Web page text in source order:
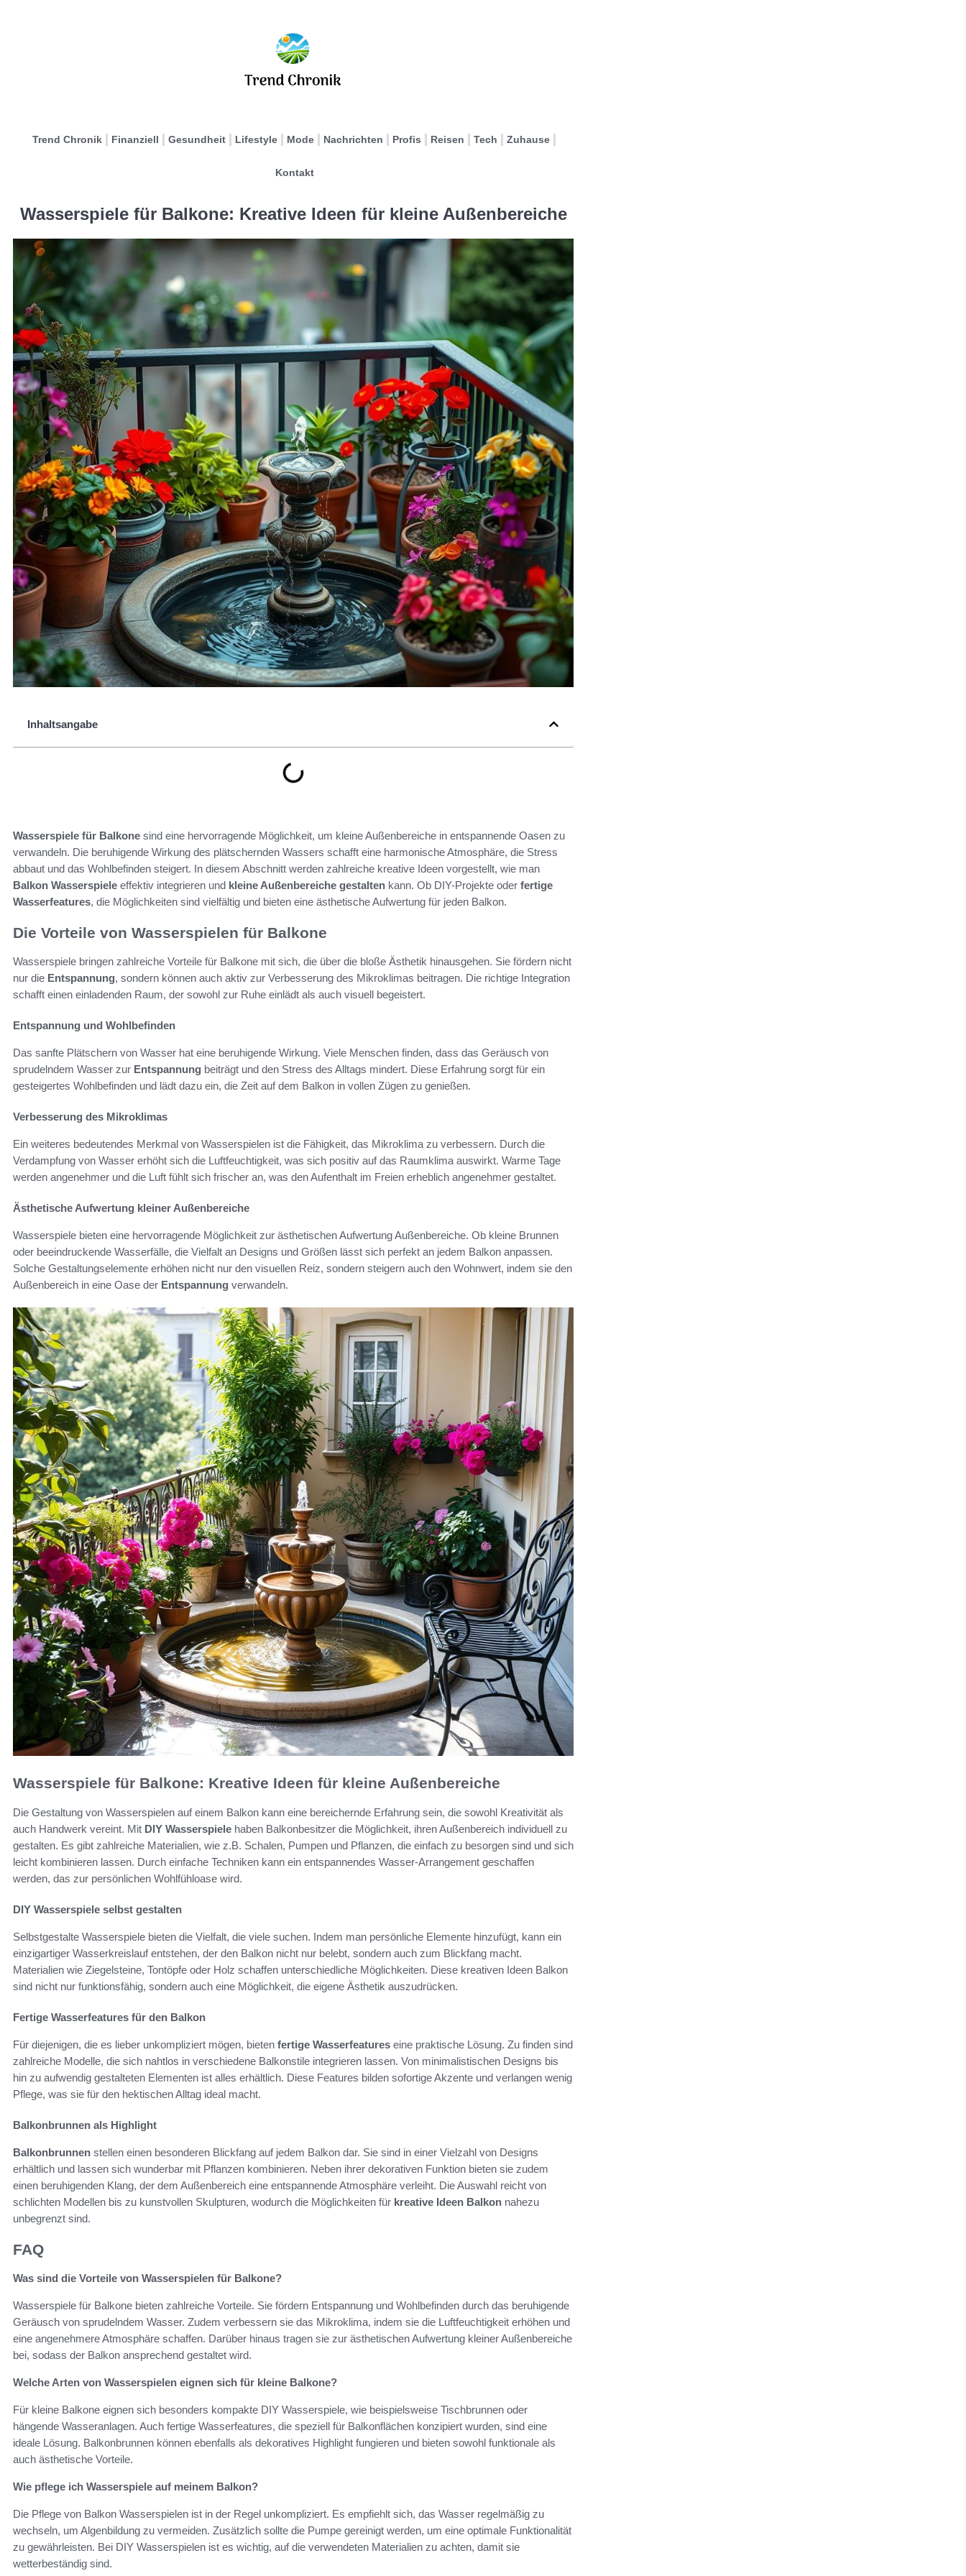
Trend Chronik Finanziell Gesundheit Lifestyle Mode Nachrichten Profis Reisen Tech Zuhause
Kontakt
Wasserspiele für Balkone: Kreative Ideen für kleine Außenbereiche
Inhaltsangabe
Wasserspiele für Balkone sind eine hervorragende Möglichkeit, um kleine Außenbereiche in entspannende Oasen zu
verwandeln. Die beruhigende Wirkung des plätschernden Wassers schafft eine harmonische Atmosphäre, die Stress
abbaut und das Wohlbefinden steigert. In diesem Abschnitt werden zahlreiche kreative Ideen vorgestellt, wie man
Balkon Wasserspiele effektiv integrieren und kleine Außenbereiche gestalten kann. Ob DIY-Projekte oder fertige
Wasserfeatures, die Möglichkeiten sind vielfältig und bieten eine ästhetische Aufwertung für jeden Balkon.
Die Vorteile von Wasserspielen für Balkone
Wasserspiele bringen zahlreiche Vorteile für Balkone mit sich, die über die bloße Ästhetik hinausgehen. Sie fördern nicht
nur die Entspannung, sondern können auch aktiv zur Verbesserung des Mikroklimas beitragen. Die richtige Integration
schafft einen einladenden Raum, der sowohl zur Ruhe einlädt als auch visuell begeistert.
Entspannung und Wohlbefinden
Das sanfte Plätschern von Wasser hat eine beruhigende Wirkung. Viele Menschen finden, dass das Geräusch von
sprudelndem Wasser zur Entspannung beiträgt und den Stress des Alltags mindert. Diese Erfahrung sorgt für ein
gesteigertes Wohlbefinden und lädt dazu ein, die Zeit auf dem Balkon in vollen Zügen zu genießen.
Verbesserung des Mikroklimas
Ein weiteres bedeutendes Merkmal von Wasserspielen ist die Fähigkeit, das Mikroklima zu verbessern. Durch die
Verdampfung von Wasser erhöht sich die Luftfeuchtigkeit, was sich positiv auf das Raumklima auswirkt. Warme Tage
werden angenehmer und die Luft fühlt sich frischer an, was den Aufenthalt im Freien erheblich angenehmer gestaltet.
Ästhetische Aufwertung kleiner Außenbereiche
Wasserspiele bieten eine hervorragende Möglichkeit zur ästhetischen Aufwertung Außenbereiche. Ob kleine Brunnen
oder beeindruckende Wasserfälle, die Vielfalt an Designs und Größen lässt sich perfekt an jedem Balkon anpassen.
Solche Gestaltungselemente erhöhen nicht nur den visuellen Reiz, sondern steigern auch den Wohnwert, indem sie den
Außenbereich in eine Oase der Entspannung verwandeln.
Wasserspiele für Balkone: Kreative Ideen für kleine Außenbereiche
Die Gestaltung von Wasserspielen auf einem Balkon kann eine bereichernde Erfahrung sein, die sowohl Kreativität als
auch Handwerk vereint. Mit DIY Wasserspiele haben Balkonbesitzer die Möglichkeit, ihren Außenbereich individuell zu
gestalten. Es gibt zahlreiche Materialien, wie z.B. Schalen, Pumpen und Pflanzen, die einfach zu besorgen sind und sich
leicht kombinieren lassen. Durch einfache Techniken kann ein entspannendes Wasser-Arrangement geschaffen
werden, das zur persönlichen Wohlfühloase wird.
DIY Wasserspiele selbst gestalten
Selbstgestalte Wasserspiele bieten die Vielfalt, die viele suchen. Indem man persönliche Elemente hinzufügt, kann ein
einzigartiger Wasserkreislauf entstehen, der den Balkon nicht nur belebt, sondern auch zum Blickfang macht.
Materialien wie Ziegelsteine, Tontöpfe oder Holz schaffen unterschiedliche Möglichkeiten. Diese kreativen Ideen Balkon
sind nicht nur funktionsfähig, sondern auch eine Möglichkeit, die eigene Ästhetik auszudrücken.
Fertige Wasserfeatures für den Balkon
Für diejenigen, die es lieber unkompliziert mögen, bieten fertige Wasserfeatures eine praktische Lösung. Zu finden sind
zahlreiche Modelle, die sich nahtlos in verschiedene Balkonstile integrieren lassen. Von minimalistischen Designs bis
hin zu aufwendig gestalteten Elementen ist alles erhältlich. Diese Features bilden sofortige Akzente und verlangen wenig
Pflege, was sie für den hektischen Alltag ideal macht.
Balkonbrunnen als Highlight
Balkonbrunnen stellen einen besonderen Blickfang auf jedem Balkon dar. Sie sind in einer Vielzahl von Designs
erhältlich und lassen sich wunderbar mit Pflanzen kombinieren. Neben ihrer dekorativen Funktion bieten sie zudem
einen beruhigenden Klang, der dem Außenbereich eine entspannende Atmosphäre verleiht. Die Auswahl reicht von
schlichten Modellen bis zu kunstvollen Skulpturen, wodurch die Möglichkeiten für kreative Ideen Balkon nahezu
unbegrenzt sind.
FAQ
Was sind die Vorteile von Wasserspielen für Balkone?
Wasserspiele für Balkone bieten zahlreiche Vorteile. Sie fördern Entspannung und Wohlbefinden durch das beruhigende
Geräusch von sprudelndem Wasser. Zudem verbessern sie das Mikroklima, indem sie die Luftfeuchtigkeit erhöhen und
eine angenehmere Atmosphäre schaffen. Darüber hinaus tragen sie zur ästhetischen Aufwertung kleiner Außenbereiche
bei, sodass der Balkon ansprechend gestaltet wird.
Welche Arten von Wasserspielen eignen sich für kleine Balkone?
Für kleine Balkone eignen sich besonders kompakte DIY Wasserspiele, wie beispielsweise Tischbrunnen oder
hängende Wasseranlagen. Auch fertige Wasserfeatures, die speziell für Balkonflächen konzipiert wurden, sind eine
ideale Lösung. Balkonbrunnen können ebenfalls als dekoratives Highlight fungieren und bieten sowohl funktionale als
auch ästhetische Vorteile.
Wie pflege ich Wasserspiele auf meinem Balkon?
Die Pflege von Balkon Wasserspielen ist in der Regel unkompliziert. Es empfiehlt sich, das Wasser regelmäßig zu
wechseln, um Algenbildung zu vermeiden. Zusätzlich sollte die Pumpe gereinigt werden, um eine optimale Funktionalität
zu gewährleisten. Bei DIY Wasserspielen ist es wichtig, auf die verwendeten Materialien zu achten, damit sie
wetterbeständig sind.